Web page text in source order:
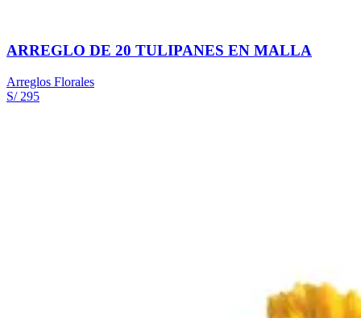
ARREGLO DE 20 TULIPANES EN MALLA
Arreglos Florales
S/ 295